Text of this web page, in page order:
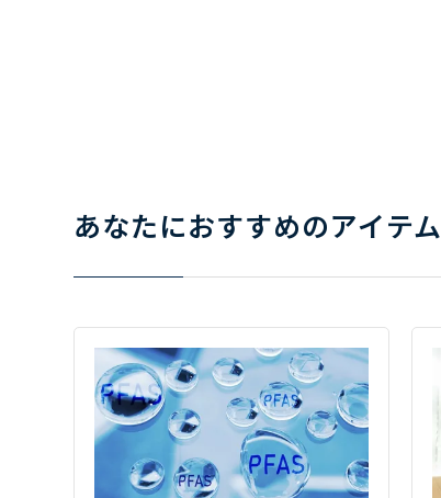
あなたにおすすめのアイテム